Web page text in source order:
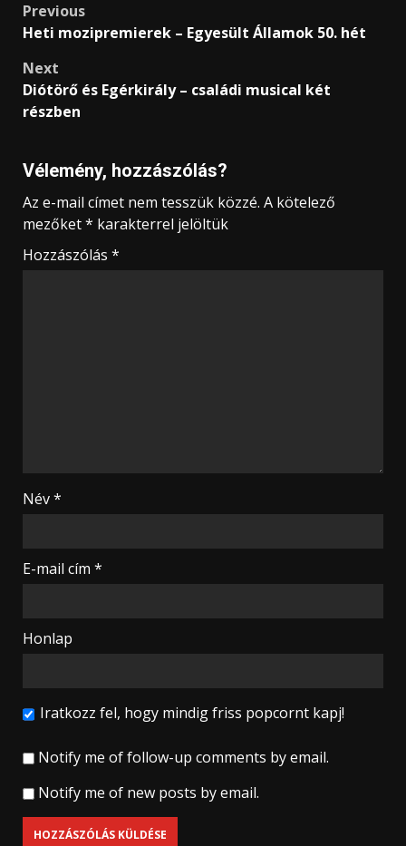
Post
navigation
Previous
Heti mozipremierek – Egyesült Államok 50. hét
Next
Diótörő és Egérkirály – családi musical két
részben
Vélemény, hozzászólás?
Az e-mail címet nem tesszük közzé. A kötelező
mezőket* karakterrel jelöltük
Hozzászólás *
Név*
E-mail cím *
Honlap
Iratkozz fel, hogy mindig friss popcornt kapj!
Notify me of follow-up comments by email.
Notify me of new posts by email.